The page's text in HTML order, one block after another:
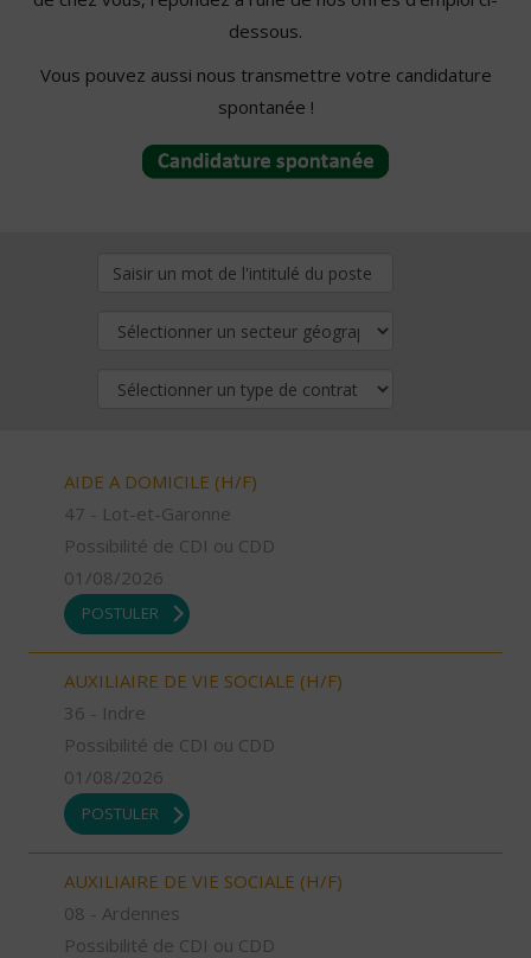
dessous.
Vous pouvez aussi nous transmettre votre candidature
spontanée !
AIDE A DOMICILE (H/F)
47 - Lot-et-Garonne
Possibilité de CDI ou CDD
01/08/2026
POSTULER
AUXILIAIRE DE VIE SOCIALE (H/F)
36 - Indre
Possibilité de CDI ou CDD
01/08/2026
POSTULER
AUXILIAIRE DE VIE SOCIALE (H/F)
08 - Ardennes
Possibilité de CDI ou CDD